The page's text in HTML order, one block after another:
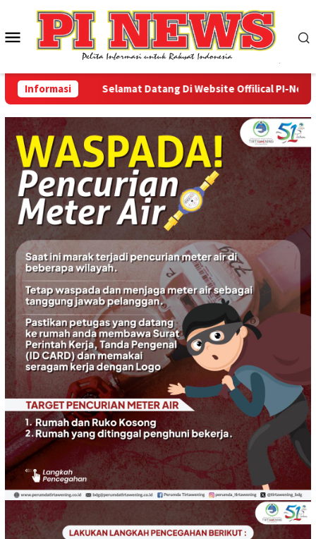
konten
Menu
Mobile
Informasi Selamat Datang Di Website Offilical PI-News